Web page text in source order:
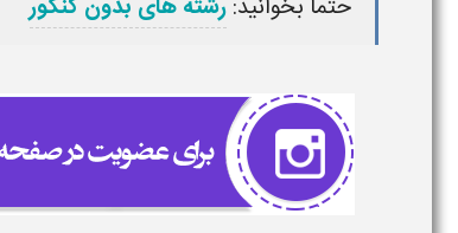
حتما بخوانید:رشته های بدون کنکور